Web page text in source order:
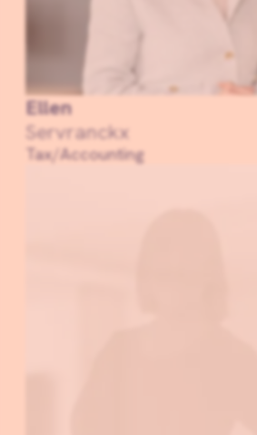
Ellen
Servranckx
Tax/Accounting